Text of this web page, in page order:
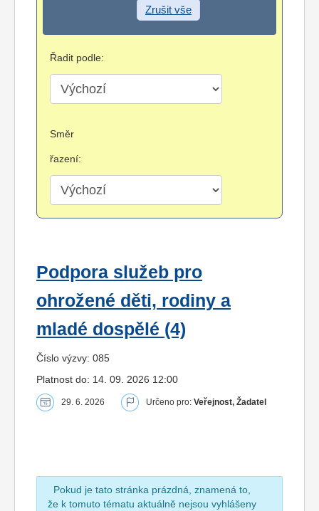
Zrušit vše
Řadit podle:
Směr
řazení:
Podpora služeb pro
ohrožené děti, rodiny a
mladé dospělé (4)
Číslo výzvy: 085
Platnost do: 14. 09. 2026 12:00
29. 6. 2026 Určeno pro: Veřejnost, Žadatel
Pokud je tato stránka prázdná, znamená to,
že k tomuto tématu aktuálně nejsou vyhlášeny